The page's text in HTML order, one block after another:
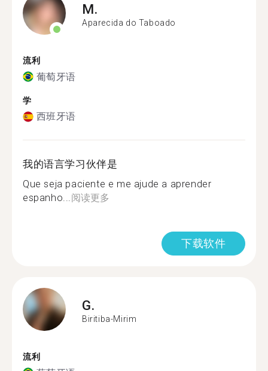
M.
Aparecida do Taboado
流利
葡萄牙语
学
西班牙语
我的语言学习伙伴是
Que seja paciente e me ajude a aprender
espanho...阅读更多
下载软件
G.
Biritiba-Mirim
流利